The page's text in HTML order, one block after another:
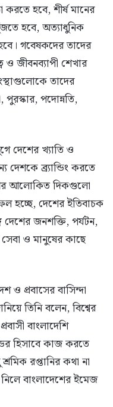
হবে, শীর্ষ মানের
হবে, অত্যাধুনিক
গবেষকদের তাদের
জীবনব্যাপী শেখার
তাদের
পুরস্কার, পদোন্নতি,
দেশের খ্যাতি ও
দেশকে ব্র্যান্ডিং করতে
আলোকিত দিকগুলো
হচ্ছে, দেশের ইতিবাচক
দেশের জনশক্তি, পর্যটন,
ও মানুষের কাছে
প্রবাসের বাসিন্দা
তিনি বলেন, বিশ্বের
বাংলাদেশি
হিসাবে কাজ করতে
রপ্তানির কথা না
বাংলাদেশের ইমেজ